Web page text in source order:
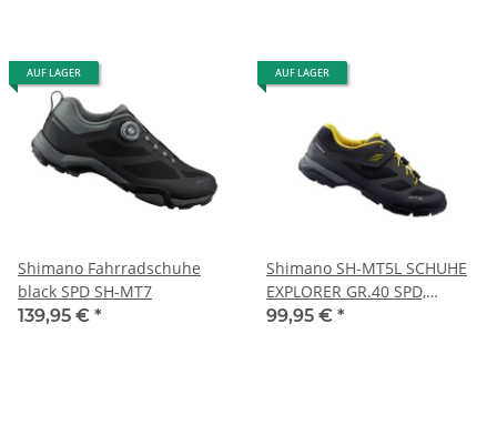
AUF LAGER
Shimano Fahrradschuhe
black SPD SH-MT7
139,95 € *
AUF LAGER
Shimano SH-MT5L SCHUHE
EXPLORER GR.40 SPD,
SPEEDLACING, BLACK
99,95 € *